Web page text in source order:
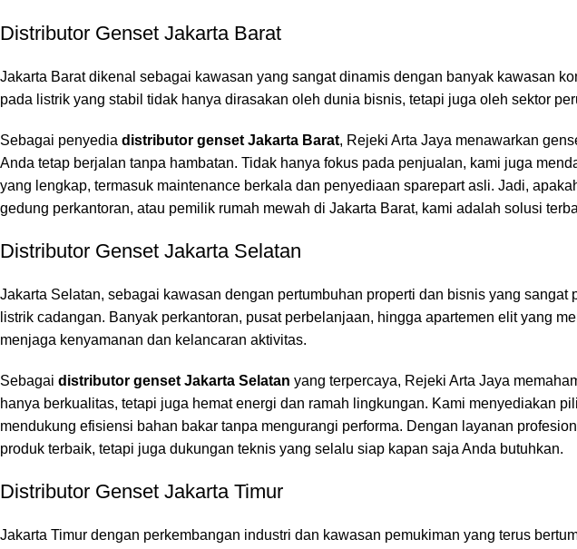
Distributor Genset Jakarta Barat
Jakarta Barat dikenal sebagai kawasan yang sangat dinamis dengan banyak kawasan
pada listrik yang stabil tidak hanya dirasakan oleh dunia bisnis, tetapi juga oleh sektor
Sebagai penyedia distributor genset Jakarta Barat, Rejeki Arta Jaya menawarkan
Anda tetap berjalan tanpa hambatan. Tidak hanya fokus pada penjualan, kami juga
yang lengkap, termasuk maintenance berkala dan penyediaan sparepart asli. Jadi,
gedung perkantoran, atau pemilik rumah mewah di Jakarta Barat, kami adalah solusi
Distributor Genset Jakarta Selatan
Jakarta Selatan, sebagai kawasan dengan pertumbuhan properti dan bisnis yang
listrik cadangan. Banyak perkantoran, pusat perbelanjaan, hingga apartemen elit yang
menjaga kenyamanan dan kelancaran aktivitas.
Sebagai distributor genset Jakarta Selatan yang terpercaya, Rejeki Arta Jaya
hanya berkualitas, tetapi juga hemat energi dan ramah lingkungan. Kami menyediakan
mendukung efisiensi bahan bakar tanpa mengurangi performa. Dengan layanan
produk terbaik, tetapi juga dukungan teknis yang selalu siap kapan saja Anda butuhkan.
Distributor Genset Jakarta Timur
Jakarta Timur dengan perkembangan industri dan kawasan pemukiman yang terus